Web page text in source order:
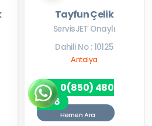
Tayfun Çelik
ServisJET Onaylı
Dahili No : 10125
Antalya
0(850) 480
7256
Hemen Ara